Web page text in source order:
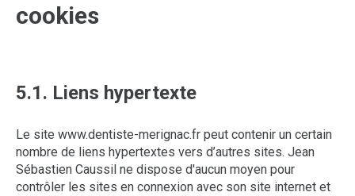
cookies
5.1. Liens hypertexte
Le site www.dentiste-merignac.fr peut contenir un certain
nombre de liens hypertextes vers d’autres sites. Jean
Sébastien Caussil ne dispose d'aucun moyen pour
contrôler les sites en connexion avec son site internet et